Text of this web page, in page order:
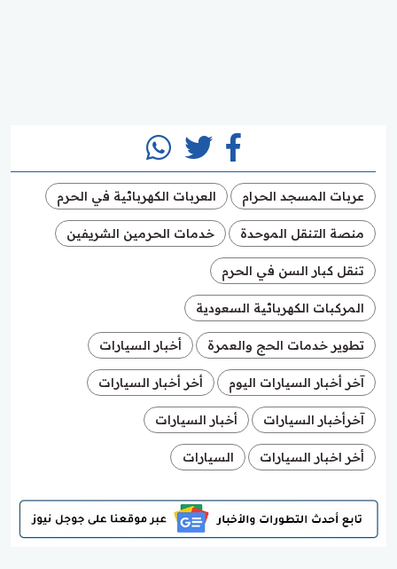
عربات المسجد الحرام العربات الكهربائية في الحرم
منصة التنقل الموحدة خدمات الحرمين الشريفين
تنقل كبار السن في الحرم
المركبات الكهربائية السعودية
تطوير خدمات الحج والعمرة أخبار السيارات
آخر أخبار السيارات اليوم أخر أخبار السيارات
آخرأخبار السيارات أخبار السيارات
أخر اخبار السيارات السيارات